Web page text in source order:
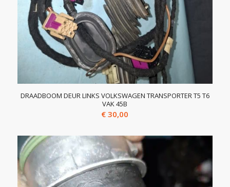
DRAADBOOM DEUR LINKS VOLKSWAGEN TRANSPORTER T5 T6
VAK 45B
€ 30,00